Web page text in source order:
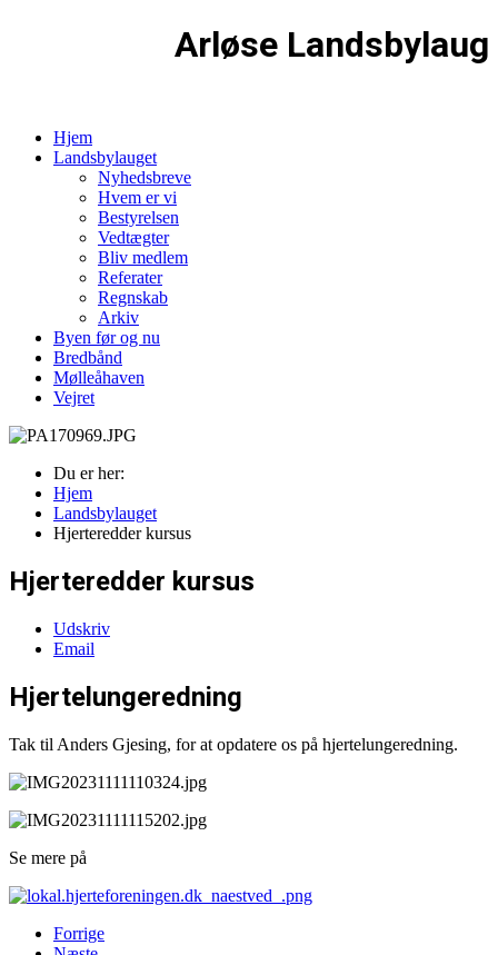
Arløse Landsbylaug
Hjem
Landsbylauget
Nyhedsbreve
Hvem er vi
Bestyrelsen
Vedtægter
Bliv medlem
Referater
Regnskab
Arkiv
Byen før og nu
Bredbånd
Mølleåhaven
Vejret
Du er her:
Hjem
Landsbylauget
Hjerteredder kursus
Hjerteredder kursus
Udskriv
Email
Hjertelungeredning
Tak til Anders Gjesing, for at opdatere os på hjertelungeredning.
Se mere på
Forrige